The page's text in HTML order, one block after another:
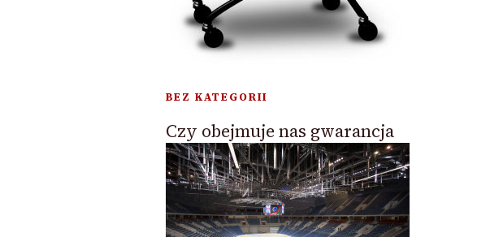
BEZ KATEGORII
Czy obejmuje nas gwarancja